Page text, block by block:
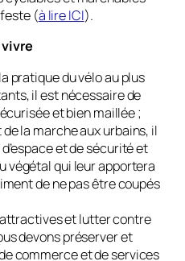
(à lire ICI).
pratique du vélo au plus
il est nécessaire de
et bien maillée ;
la marche aux urbains, il
et de sécurité et
végétal qui leur apportera
de ne pas être coupés
et lutter contre
devons préserver et
commerce et de services